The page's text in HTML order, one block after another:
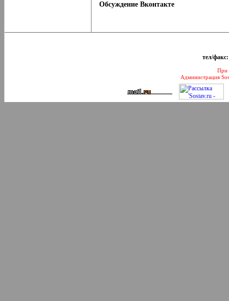
Обсуждение Вконтакте
тел/факс:
При
Администрация